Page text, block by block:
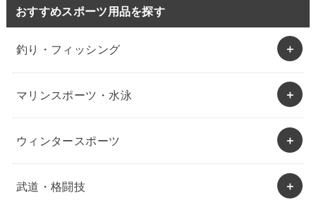
おすすめスポーツ用品を探す
釣り・フィッシング
マリンスポーツ・水泳
ウィンタースポーツ
武道・格闘技